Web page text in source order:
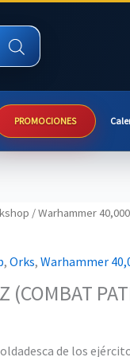
PROMOCIONES
/Warhammer 40,000
, Orks, Warhammer
(COMBAT
de los